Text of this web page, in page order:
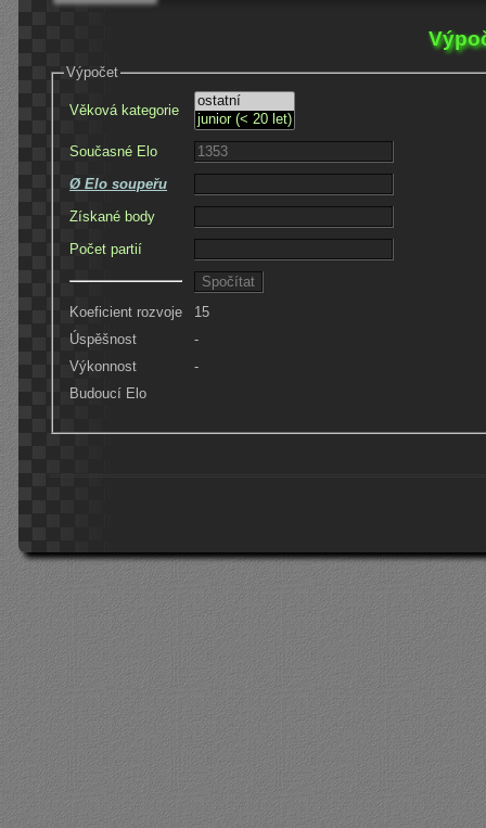
Výpočet
Věková kategorie
Současné Elo
Ø Elo soupeřu
Získané body
Počet partií
Koeficient rozvoje
15
Úspěšnost
-
Výkonnost
-
Budoucí Elo